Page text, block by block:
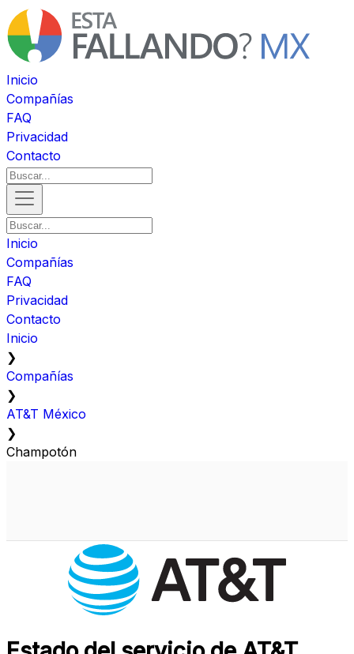
Inicio
Compañías
FAQ
Privacidad
Contacto
Inicio
Compañías
FAQ
Privacidad
Contacto
Inicio
❯
Compañías
❯
AT&T México
❯
Champotón